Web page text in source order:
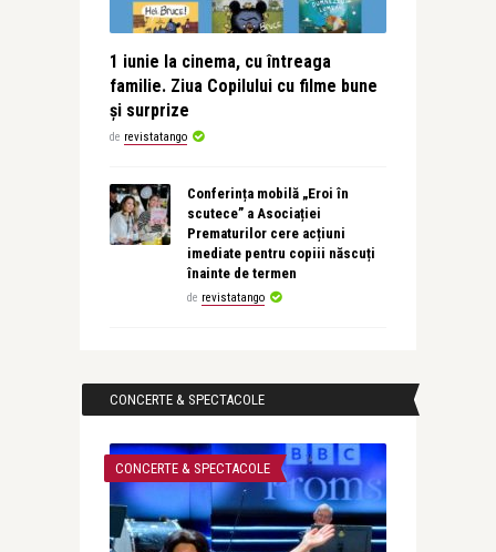
1 iunie la cinema, cu întreaga
familie. Ziua Copilului cu filme bune
și surprize
de revistatango
Conferința mobilă „Eroi în
scutece” a Asociației
Prematurilor cere acțiuni
imediate pentru copiii născuți
înainte de termen
de revistatango
CONCERTE & SPECTACOLE
CONCERTE & SPECTACOLE